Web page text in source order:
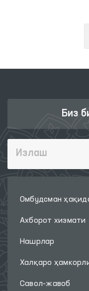
Биз
Омбудсман
Ахборот хизмати
Нашрлар
Халқаро
Савол-жавоб